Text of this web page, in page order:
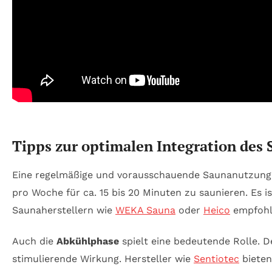
Tipps zur optimalen Integration des
Eine regelmäßige und vorausschauende
pro Woche für ca. 15 bis 20 Minuten zu saunieren. Es
Saunaherstellern wie WEKA Sauna oder Heico
Auch die Abkühlphase spielt eine bedeutende Rolle.
stimulierende Wirkung. Hersteller wie Sentiotec